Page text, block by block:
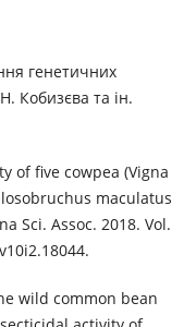
генетичних
Кобизєва та ін.
of five cowpea (Vigna
maculatus
Sci. Assoc. 2018. Vol.
wild common bean